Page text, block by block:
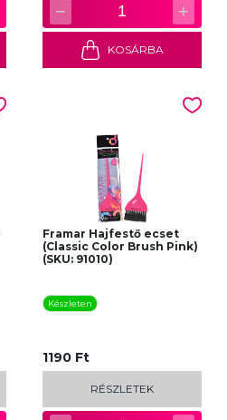
− 1 +
KOSÁRBA
Framar Hajfestő ecset
(Classic Color Brush Pink)
(SKU: 91010)
Készleten
1190 Ft
RÉSZLETEK